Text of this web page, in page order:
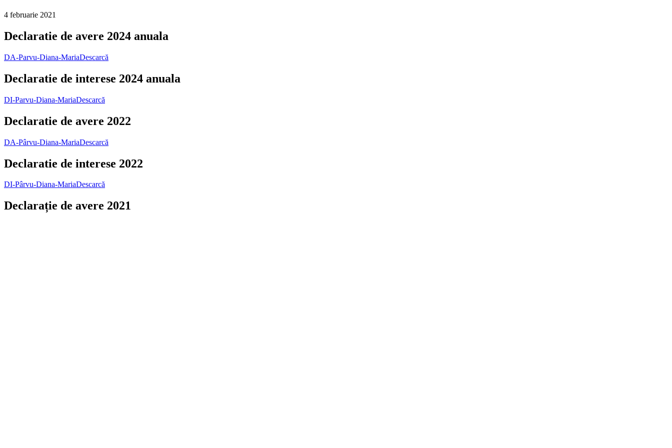
4 februarie 2021
Declaratie de avere 2024 anuala
DA-Parvu-Diana-MariaDescarcă
Declaratie de interese 2024 anuala
DI-Parvu-Diana-MariaDescarcă
Declaratie de avere 2022
DA-Pârvu-Diana-MariaDescarcă
Declaratie de interese 2022
DI-Pârvu-Diana-MariaDescarcă
Declarație de avere 2021